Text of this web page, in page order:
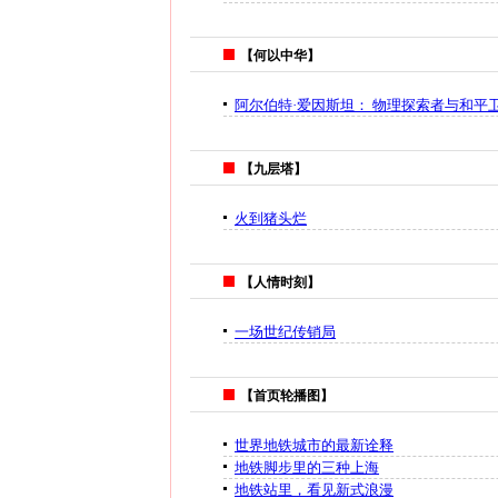
【何以中华】
阿尔伯特·爱因斯坦： 物理探索者与和平
【九层塔】
火到猪头烂
【人情时刻】
一场世纪传销局
【首页轮播图】
世界地铁城市的最新诠释
地铁脚步里的三种上海
地铁站里，看见新式浪漫